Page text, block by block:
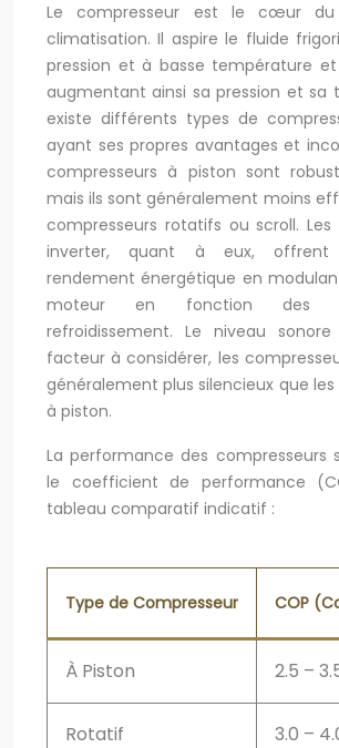
Le compresseur est le cœur
climatisation. Il aspire le fluide
pression et à basse température
augmentant ainsi sa pression et sa
existe différents types de
ayant ses propres avantages et
compresseurs à piston sont
mais ils sont généralement moins
compresseurs rotatifs ou scroll. Les
inverter, quant à eux, offrent
rendement énergétique en
moteur en fonction des
refroidissement. Le niveau
facteur à considérer, les
généralement plus silencieux que
à piston.
La performance des compresseurs
le coefficient de performance
tableau comparatif indicatif :
Type de Compresseur COP
À Piston 2.5 –
Rotatif 3.0 –